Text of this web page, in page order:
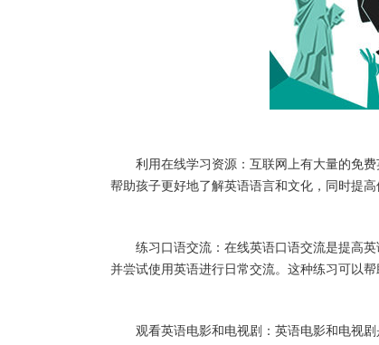
利用在线学习资源：互联网上有大量的免费
帮助孩子更好地了解英语语言和文化，同时提高
练习口语交流：在线英语口语交流是提高英
并尝试使用英语进行日常交流。这种练习可以
观看英语电影和电视剧：英语电影和电视剧